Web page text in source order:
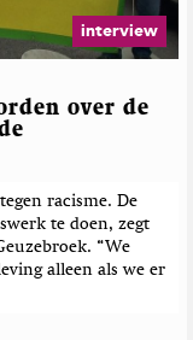
interview
over de
racisme. De
te doen, zegt
“We
alleen als we er